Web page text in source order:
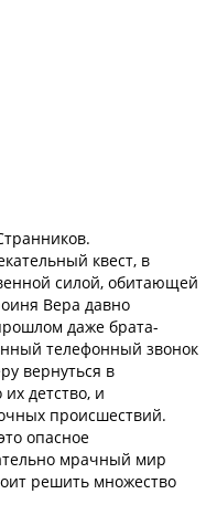
квест, в
силой, обитающей
Вера давно
даже брата-
телефонный звонок
вернуться в
детство, и
происшествий.
опасное
мрачный мир
решить множество